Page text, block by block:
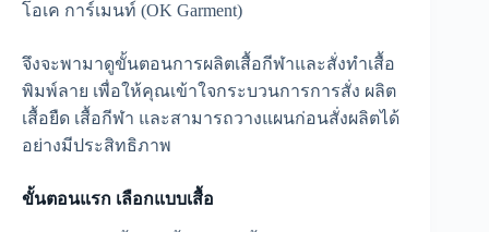
โอเค การ์เมนท์ (OK Garment)
จึงจะพามาดูขั้นตอนการผลิตเสื้อกีฬาและสั่งทำเสื้อ
พิมพ์ลาย เพื่อให้คุณเข้าใจกระบวนการการสั่ง ผลิต
เสื้อยืด เสื้อกีฬา และสามารถวางแผนก่อนสั่งผลิตได้
อย่างมีประสิทธิภาพ
ขั้นตอนแรก เลือกแบบเสื้อ